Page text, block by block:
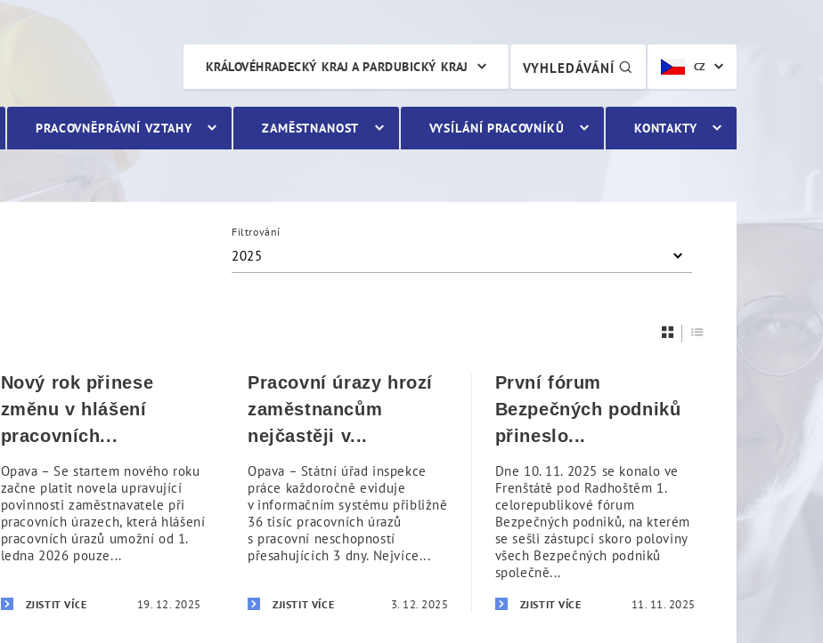
CZ
VYHLEDÁVÁNÍ
KRÁLOVÉHRADECKÝ KRAJ A PARDUBICKÝ KRAJ
PRACOVNĚPRÁVNÍ VZTAHY ZAMĚSTNANOST VYSÍLÁNÍ PRACOVNÍKŮ KONTAKTY
Filtrování
2025
Nový rok přinese
změnu v hlášení
pracovních...
Opava – Se startem nového roku
začne platit novela upravující
povinnosti zaměstnavatele při
pracovních úrazech, která hlášení
pracovních úrazů umožní od 1.
ledna 2026 pouze...
ZJISTIT VÍCE 19. 12. 2025
Pracovní úrazy hrozí
zaměstnancům
nejčastěji v...
Opava – Státní úřad inspekce
práce každoročně eviduje
v informačním systému přibližně
36 tisíc pracovních úrazů
s pracovní neschopností
přesahujících 3 dny. Nejvíce...
ZJISTIT VÍCE 3. 12. 2025
První fórum
Bezpečných podniků
přineslo...
Dne 10. 11. 2025 se konalo ve
Frenštátě pod Radhoštěm 1.
celorepublikové fórum
Bezpečných podniků, na kterém
se sešli zástupci skoro poloviny
všech Bezpečných podniků
společně...
ZJISTIT VÍCE 11. 11. 2025